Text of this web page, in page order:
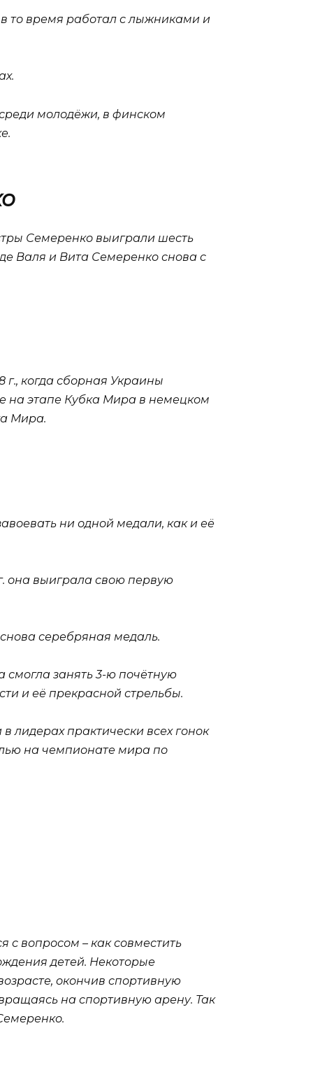
то время работал с лыжниками и
молодёжи, в финском
Семеренко выиграли шесть
Валя и Вита Семеренко снова с
когда сборная Украины
на этапе Кубка Мира в немецком
Мира.
ни одной медали, как и её
она выиграла свою первую
серебряная медаль.
занять 3-ю почётную
и её прекрасной стрельбы.
лидерах практически всех гонок
на чемпионате мира по
вопросом – как совместить
детей. Некоторые
окончив спортивную
на спортивную арену. Так